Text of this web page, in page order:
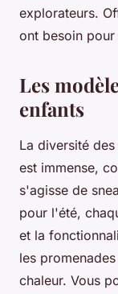
explorateurs.
ont besoin
Les
enfants
La diversité
est immense,
s'agisse de
pour l'été,
et la
les
chaleur. Vous